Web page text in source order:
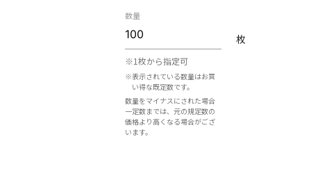
数量
※1枚から指定可
※表示されている数量はお買
い得な既定数です。
数量をマイナスにされた場合
一定数までは、元の規定数の
価格より高くなる場合がござ
います。
枚